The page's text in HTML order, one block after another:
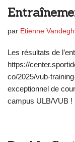
par Etienne
Les résultats de
https://
co/2025/vub-
exceptionnel de
campus ULB/VUB !